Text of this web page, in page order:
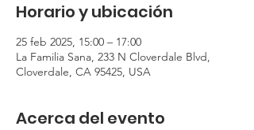
Horario y ubicación
25 feb 2025, 15:00 – 17:00
La Familia Sana, 233 N Cloverdale Blvd,
Cloverdale, CA 95425, USA
Acerca del evento